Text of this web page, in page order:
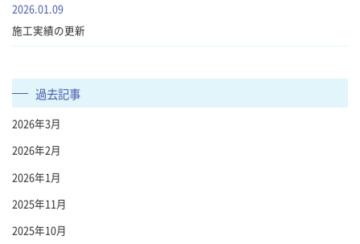
2026.01.09
施工実績の更新
過去記事
2026年3月
2026年2月
2026年1月
2025年11月
2025年10月